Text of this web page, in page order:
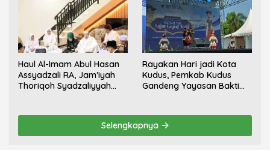
Haul Al-Imam Abul Hasan
Assyadzali RA, Jam’iyah
Thoriqoh Syadzaliyyah
Rayakan Hari jadi Kota
Kudus, Pemkab Kudus
Gandeng Yayasan Bakti
Selengkapnya